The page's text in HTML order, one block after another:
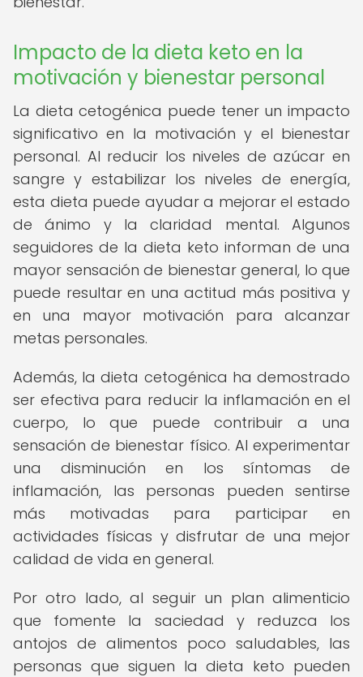
Impacto de la dieta keto en la
motivación y bienestar personal
La dieta cetogénica puede tener un impacto
significativo en la motivación y el bienestar
personal. Al reducir los niveles de azúcar en
sangre y estabilizar los niveles de energía,
esta dieta puede ayudar a mejorar el estado
de ánimo y la claridad mental. Algunos
seguidores de la dieta keto informan de una
mayor sensación de bienestar general, lo que
puede resultar en una actitud más positiva y
en una mayor motivación para alcanzar
metas personales.
Además, la dieta cetogénica ha demostrado
ser efectiva para reducir la inflamación en el
cuerpo, lo que puede contribuir a una
sensación de bienestar físico. Al experimentar
una disminución en los síntomas de
inflamación, las personas pueden sentirse
más motivadas para participar en
actividades físicas y disfrutar de una mejor
calidad de vida en general.
Por otro lado, al seguir un plan alimenticio
que fomente la saciedad y reduzca los
antojos de alimentos poco saludables, las
personas que siguen la dieta keto pueden